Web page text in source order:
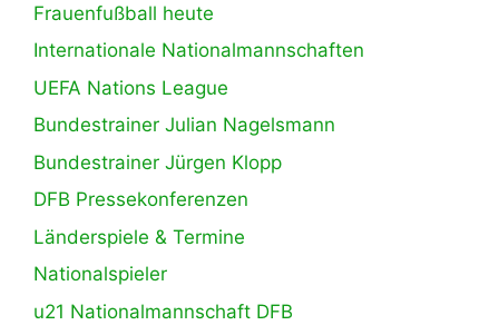
Frauenfußball heute
Internationale Nationalmannschaften
UEFA Nations League
Bundestrainer Julian Nagelsmann
Bundestrainer Jürgen Klopp
DFB Pressekonferenzen
Länderspiele & Termine
Nationalspieler
u21 Nationalmannschaft DFB